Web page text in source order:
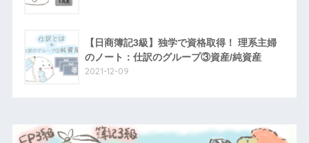
【日商簿記3級】独学で資格取得！ 理系主婦
のノート：仕訳のグループ③資産/純資産
2021-12-09